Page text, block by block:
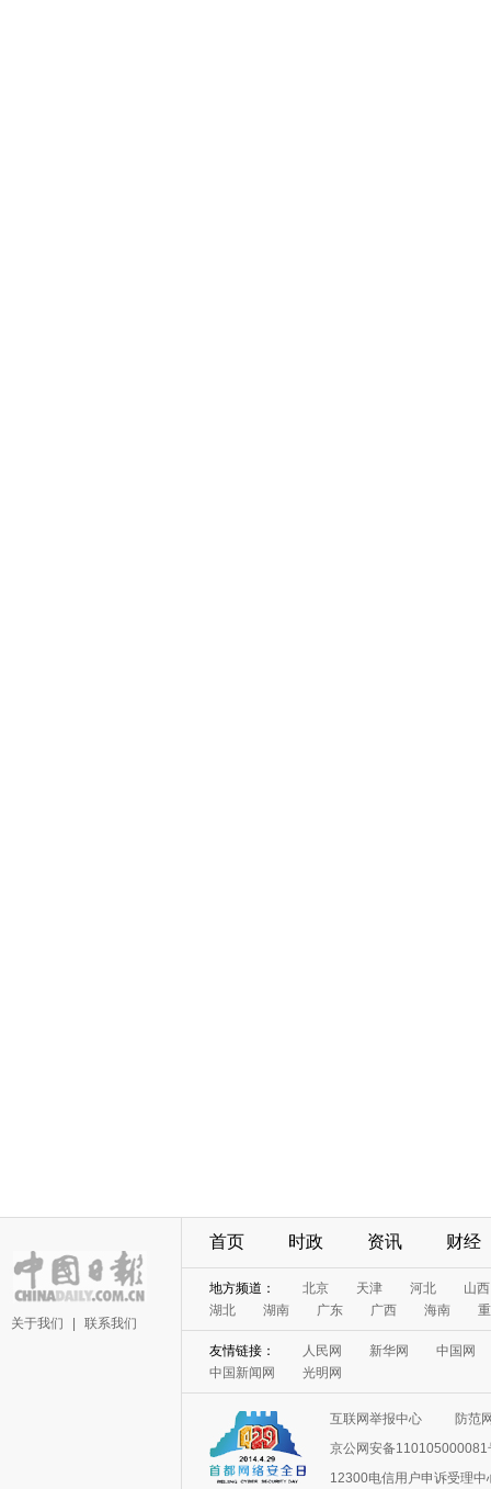
关于我们 联系我们
首页 时政 资讯 财经
地方频道： 北京 天津 河北
山西
湖北
湖南 广东 广西 海南
友情链接： 人民网 新华网
中国网
中国新闻网
光明网
互联网举报中心
防范
京公网安备110105000081
12300电信用户申诉受理中